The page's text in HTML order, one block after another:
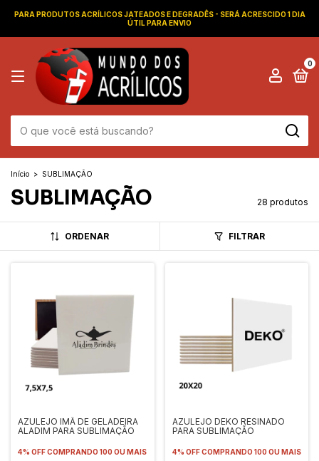
PARA PRODUTOS ACRÍLICOS JATEADOS E DEGRADÊS - SERÁ ACRESCIDO 1 DIA
ÚTIL PARA ENVIO
0
Início > SUBLIMAÇÃO
SUBLIMAÇÃO 28 produtos
ORDENAR FILTRAR
AZULEJO IMÃ DE GELADEIRA
ALADIM PARA SUBLIMAÇÃO
4% OFFCOMPRANDO 100 OU MAIS
AZULEJO DEKO RESINADO
PARA SUBLIMAÇÃO
4% OFF COMPRANDO 100 OU MAIS